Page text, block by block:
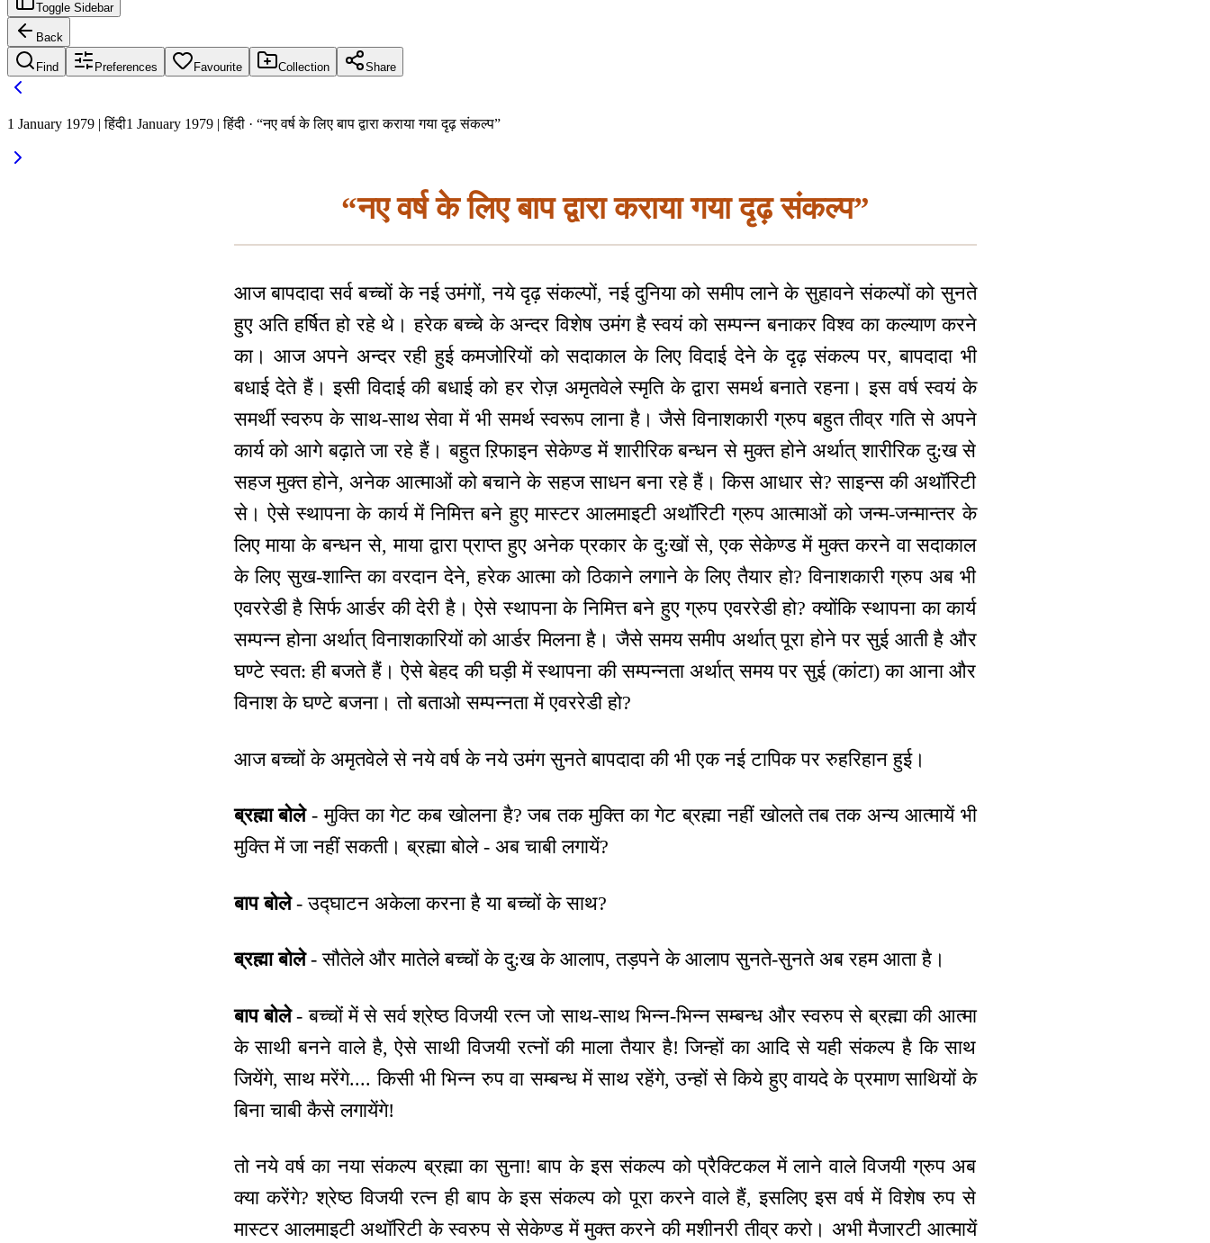
Toggle Sidebar
Back
Find Preferences Favourite Collection Share
1 January 1979 | हिंदी1 January 1979 | हिंदी · “नए वर्ष के लिए बाप द्वारा कराया गया दृढ़ संकल्प”
“नए वर्ष के लिए बाप द्वारा कराया गया दृढ़ संकल्प”
आज बापदादा सर्व बच्चों के नई उमंगों, नये दृढ़ संकल्पों, नई दुनिया को समीप लाने के सुहावने संकल्पों को सुनते
हुए अति हर्षित हो रहे थे। हरेक बच्चे के अन्दर विशेष उमंग है स्वयं को सम्पन्न बनाकर विश्व का कल्याण करने
का। आज अपने अन्दर रही हुई कमजोरियों को सदाकाल के लिए विदाई देने के दृढ़ संकल्प पर, बापदादा भी
बधाई देते हैं। इसी विदाई की बधाई को हर रोज़ अमृतवेले स्मृति के द्वारा समर्थ बनाते रहना। इस वर्ष स्वयं के
समर्थी स्वरुप के साथ-साथ सेवा में भी समर्थ स्वरूप लाना है। जैसे विनाशकारी ग्रुप बहुत तीव्र गति से अपने
कार्य को आगे बढ़ाते जा रहे हैं। बहुत ऱिफाइन सेकेण्ड में शारीरिक बन्धन से मुक्त होने अर्थात् शारीरिक दु:ख से
सहज मुक्त होने, अनेक आत्माओं को बचाने के सहज साधन बना रहे हैं। किस आधार से? साइन्स की अथॉरिटी
से। ऐसे स्थापना के कार्य में निमित्त बने हुए मास्टर आलमाइटी अथॉरिटी ग्रुप आत्माओं को जन्म-जन्मान्तर के
लिए माया के बन्धन से, माया द्वारा प्राप्त हुए अनेक प्रकार के दु:खों से, एक सेकेण्ड में मुक्त करने वा सदाकाल
के लिए सुख-शान्ति का वरदान देने, हरेक आत्मा को ठिकाने लगाने के लिए तैयार हो? विनाशकारी ग्रुप अब भी
एवररेडी है सिर्फ आर्डर की देरी है। ऐसे स्थापना के निमित्त बने हुए ग्रुप एवररेडी हो? क्योंकि स्थापना का कार्य
सम्पन्न होना अर्थात् विनाशकारियों को आर्डर मिलना है। जैसे समय समीप अर्थात् पूरा होने पर सुई आती है और
घण्टे स्वत: ही बजते हैं। ऐसे बेहद की घड़ी में स्थापना की सम्पन्नता अर्थात् समय पर सुई (कांटा) का आना और
विनाश के घण्टे बजना। तो बताओ सम्पन्नता में एवररेडी हो?
आज बच्चों के अमृतवेले से नये वर्ष के नये उमंग सुनते बापदादा की भी एक नई टापिक पर रुहरिहान हुई।
ब्रह्मा बोले- मुक्ति का गेट कब खोलना है? जब तक मुक्ति का गेट ब्रह्मा नहीं खोलते तब तक अन्य आत्मायें भी
मुक्ति में जा नहीं सकती। ब्रह्मा बोले - अब चाबी लगायें?
बाप बोले- उद्घाटन अकेला करना है या बच्चों के साथ?
ब्रह्मा बोले- सौतेले और मातेले बच्चों के दु:ख के आलाप, तड़पने के आलाप सुनते-सुनते अब रहम आता है।
बाप बोले- बच्चों में से सर्व श्रेष्ठ विजयी रत्न जो साथ-साथ भिन्न-भिन्न सम्बन्ध और स्वरुप से ब्रह्मा की आत्मा
के साथी बनने वाले है, ऐसे साथी विजयी रत्नों की माला तैयार है! जिन्हों का आदि से यही संकल्प है कि साथ
जियेंगे, साथ मरेंगे.... किसी भी भिन्न रुप वा सम्बन्ध में साथ रहेंगे, उन्हों से किये हुए वायदे के प्रमाण साथियों के
बिना चाबी कैसे लगायेंगे!
तो नये वर्ष का नया संकल्प ब्रह्मा का सुना! बाप के इस संकल्प को प्रैक्टिकल में लाने वाले विजयी ग्रुप अब
क्या करेंगे? श्रेष्ठ विजयी रत्न ही बाप के इस संकल्प को पूरा करने वाले हैं, इसलिए इस वर्ष में विशेष रुप से
मास्टर आलमाइटी अथॉरिटी के स्वरुप से सेकेण्ड में मुक्त करने की मशीनरी तीव्र करो। अभी मैजारटी आत्मायें